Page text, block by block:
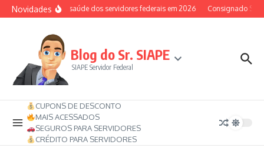
Ir para o conteúdo
NovidadesAuxílio-saúde dos servidores federais em 2026 Consignado
Blog do Sr. SIAPE
SIAPE Servidor Federal
CUPONS DE DESCONTO
MAIS ACESSADOS
SEGUROS PARA SERVIDORES
CRÉDITO PARA SERVIDORES